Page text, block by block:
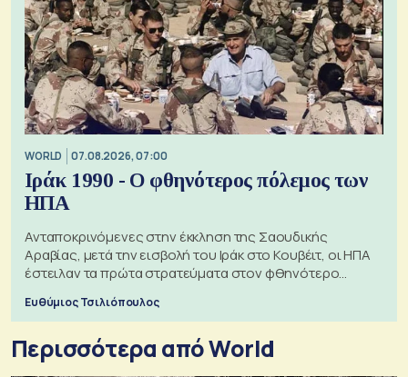
WORLD 07.08.2026, 07:00
Ιράκ 1990 - Ο φθηνότερος πόλεμος των
ΗΠΑ
Ανταποκρινόμενες στην έκκληση της Σαουδικής
Αραβίας, μετά την εισβολή του Ιράκ στο Κουβέιτ, οι ΗΠΑ
έστειλαν τα πρώτα στρατεύματα στον φθηνότερο
Ευθύμιος Τσιλιόπουλος
Περισσότερα από World